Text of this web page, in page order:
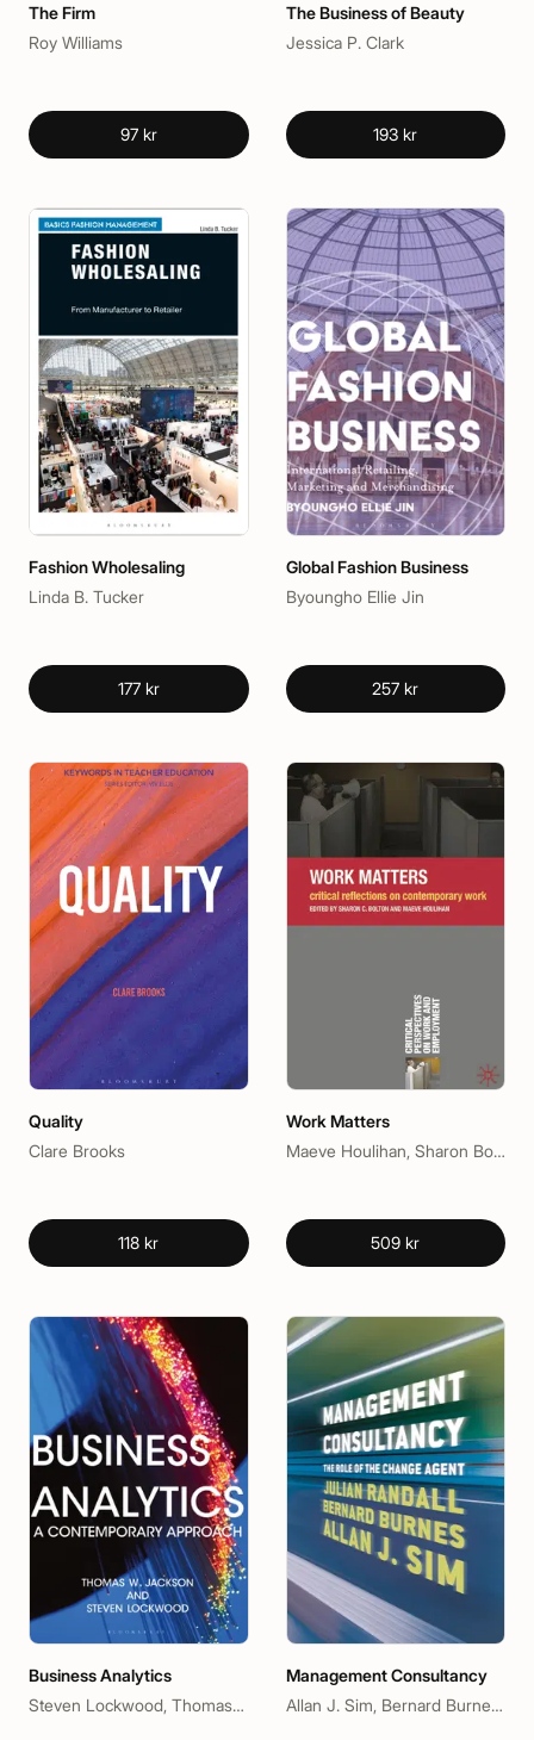
The Firm
Roy Williams
97 kr
The Business of Beauty
Jessica P. Clark
193 kr
Fashion Wholesaling
Linda B. Tucker
177 kr
Global Fashion Business
Byoungho Ellie Jin
257 kr
Quality
Clare Brooks
118 kr
Work Matters
Maeve Houlihan, Sharon Bolton
509 kr
Business Analytics
Steven Lockwood, Thomas W. Jackson
Management Consultancy
Allan J. Sim, Bernard Burnes, Julian Randall